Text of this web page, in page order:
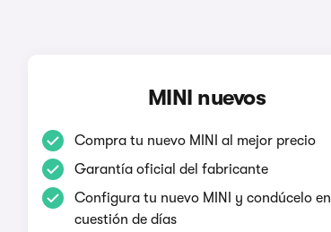
MINI nuevos
Compra tu nuevo MINI al mejor precio
Garantía oficial del fabricante
Configura tu nuevo MINI y condúcelo en
cuestión de días